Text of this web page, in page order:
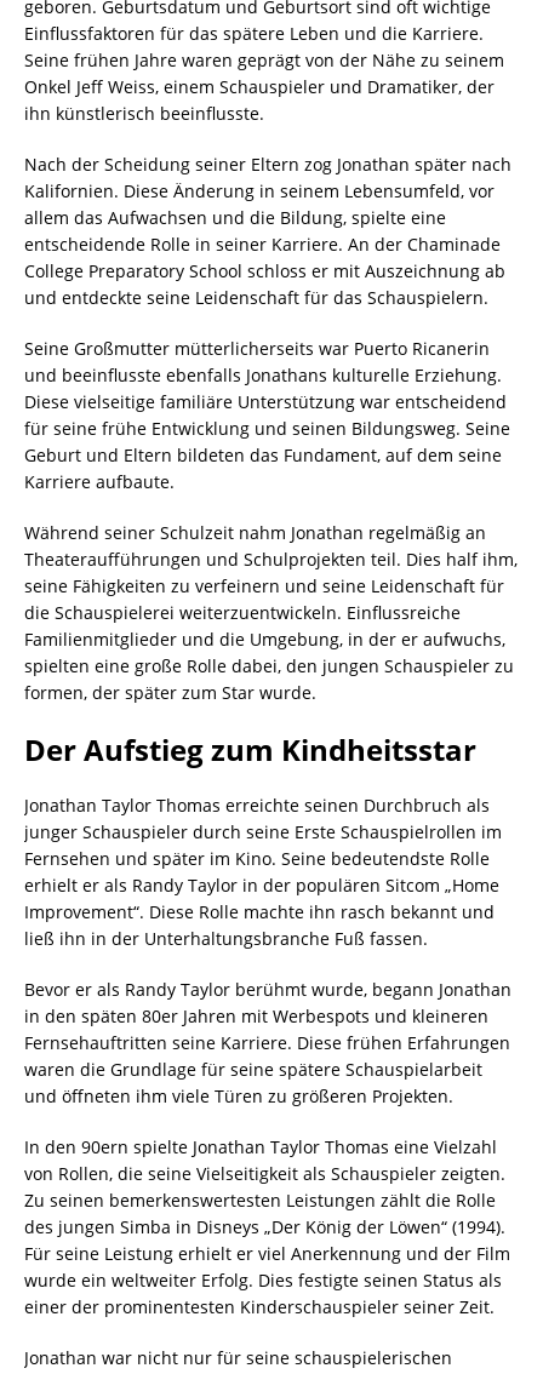
geboren. Geburtsdatum und Geburtsort sind oft wichtige
Einflussfaktoren für das spätere Leben und die Karriere.
Seine frühen Jahre waren geprägt von der Nähe zu seinem
Onkel Jeff Weiss, einem Schauspieler und Dramatiker, der
ihn künstlerisch beeinflusste.
Nach der Scheidung seiner Eltern zog Jonathan später nach
Kalifornien. Diese Änderung in seinem Lebensumfeld, vor
allem das Aufwachsen und die Bildung, spielte eine
entscheidende Rolle in seiner Karriere. An der Chaminade
College Preparatory School schloss er mit Auszeichnung ab
und entdeckte seine Leidenschaft für das Schauspielern.
Seine Großmutter mütterlicherseits war Puerto Ricanerin
und beeinflusste ebenfalls Jonathans kulturelle Erziehung.
Diese vielseitige familiäre Unterstützung war entscheidend
für seine frühe Entwicklung und seinen Bildungsweg. Seine
Geburt und Eltern bildeten das Fundament, auf dem seine
Karriere aufbaute.
Während seiner Schulzeit nahm Jonathan regelmäßig an
Theateraufführungen und Schulprojekten teil. Dies half ihm,
seine Fähigkeiten zu verfeinern und seine Leidenschaft für
die Schauspielerei weiterzuentwickeln. Einflussreiche
Familienmitglieder und die Umgebung, in der er aufwuchs,
spielten eine große Rolle dabei, den jungen Schauspieler zu
formen, der später zum Star wurde.
Der Aufstieg zum Kindheitsstar
Jonathan Taylor Thomas erreichte seinen Durchbruch als
junger Schauspieler durch seine Erste Schauspielrollen im
Fernsehen und später im Kino. Seine bedeutendste Rolle
erhielt er als Randy Taylor in der populären Sitcom „Home
Improvement“. Diese Rolle machte ihn rasch bekannt und
ließ ihn in der Unterhaltungsbranche Fuß fassen.
Bevor er als Randy Taylor berühmt wurde, begann Jonathan
in den späten 80er Jahren mit Werbespots und kleineren
Fernsehauftritten seine Karriere. Diese frühen Erfahrungen
waren die Grundlage für seine spätere Schauspielarbeit
und öffneten ihm viele Türen zu größeren Projekten.
In den 90ern spielte Jonathan Taylor Thomas eine Vielzahl
von Rollen, die seine Vielseitigkeit als Schauspieler zeigten.
Zu seinen bemerkenswertesten Leistungen zählt die Rolle
des jungen Simba in Disneys „Der König der Löwen“ (1994).
Für seine Leistung erhielt er viel Anerkennung und der Film
wurde ein weltweiter Erfolg. Dies festigte seinen Status als
einer der prominentesten Kinderschauspieler seiner Zeit.
Jonathan war nicht nur für seine schauspielerischen